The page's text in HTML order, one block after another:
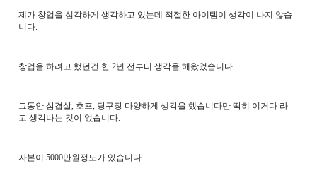
제가 창업을 심각하게 생각하고 있는데 적절한 아이템이 생각이 나지 않습
니다.
창업을 하려고 했던건 한 2년 전부터 생각을 해왔었습니다.
그동안 삼겹살, 호프, 당구장 다양하게 생각을 했습니다만 딱히 이거다 라
고 생각나는 것이 없습니다.
자본이 5000만원정도가 있습니다.